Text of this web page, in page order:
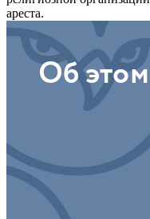
ареста.